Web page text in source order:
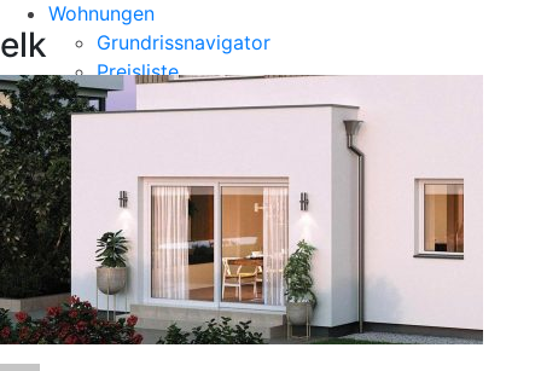
Wohnungen
Grundrissnavigator
Preisliste
Kontakt
elk